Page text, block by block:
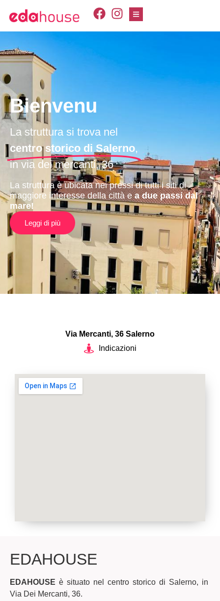
Bienvenu
La struttura si trova nel
centro storico di Salerno,
in via dei mercanti, 36
La struttura è ubicata nei pressi di tutti i siti di
maggiore interesse della città ea due passi dal
mare!
Leggi di più
Via Mercanti, 36 Salerno
Indicazioni
EDAHOUSE
EDAHOUSE è situato nel centro storico di Salerno, in
Via Dei Mercanti, 36.